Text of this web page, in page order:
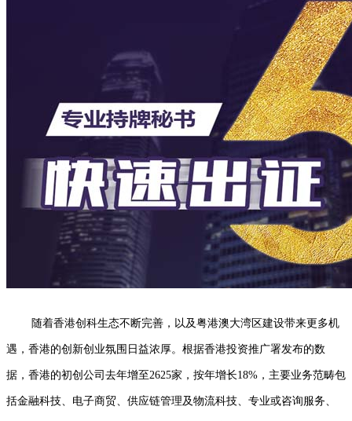
随着香港创科生态不断完善，以及粤港澳大湾区建设带来更多机
遇，香港的创新创业氛围日益浓厚。根据香港投资推广署发布的数
据，香港的初创公司去年增至2625家，按年增长18%，主要业务范畴包
括金融科技、电子商贸、供应链管理及物流科技、专业或咨询服务、